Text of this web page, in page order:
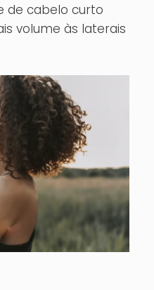
de cabelo curto
volume às laterais